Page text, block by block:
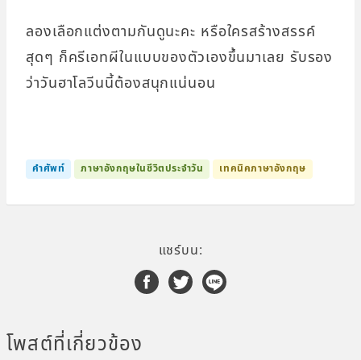
ลองเลือกแต่งตามกันดูนะคะ หรือใครสร้างสรรค์
สุดๆ ก็ครีเอทผีในแบบของตัวเองขึ้นมาเลย รับรอง
ว่าวันฮาโลวีนนี้ต้องสนุกแน่นอน
คำศัพท์ ภาษาอังกฤษในชีวิตประจำวัน เทคนิคภาษาอังกฤษ
แชร์บน:
โพสต์ที่เกี่ยวข้อง